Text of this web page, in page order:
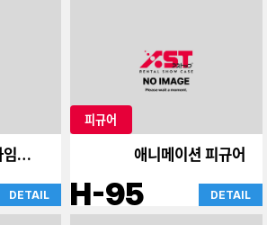
이었
다.
DETAIL
피규어
애니메이션 피규어
H-95 DETAIL